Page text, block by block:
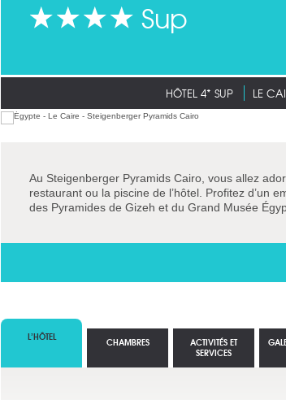
Sup
HÔTEL 4* SUP LE
Au Steigenberger Pyramids Cairo, vous allez
restaurant ou la piscine de l’hôtel. Profitez d’un
des Pyramides de Gizeh et du Grand Musée
L’HÔTEL CHAMBRES
ACTIVITÉS ET
SERVICES